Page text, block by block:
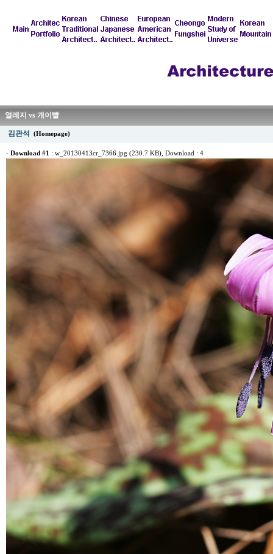
얼레지 vs 개이빨
김관석 (Homepage)
- Download #1 : w_20130413cr_7366.jpg (230.7 KB) , Download : 4